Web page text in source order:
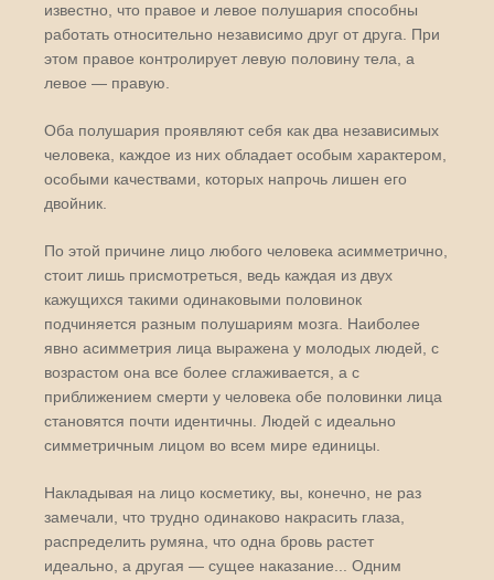
известно, что правое и левое полушария способны
работать относительно независимо друг от друга. При
этом правое контролирует левую половину тела, а
левое — правую.
Оба полушария проявляют себя как два независимых
человека, каждое из них обладает особым характером,
особыми качествами, которых напрочь лишен его
двойник.
По этой причине лицо любого человека асимметрично,
стоит лишь присмотреться, ведь каждая из двух
кажущихся такими одинаковыми половинок
подчиняется разным полушариям мозга. Наиболее
явно асимметрия лица выражена у молодых людей, с
возрастом она все более сглаживается, а с
приближением смерти у человека обе половинки лица
становятся почти идентичны. Людей с идеально
симметричным лицом во всем мире единицы.
Накладывая на лицо косметику, вы, конечно, не раз
замечали, что трудно одинаково накрасить глаза,
распределить румяна, что одна бровь растет
идеально, а другая — сущее наказание... Одним